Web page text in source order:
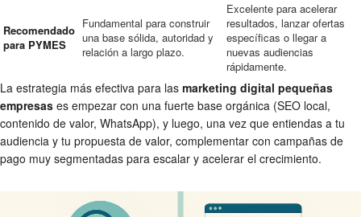
Recomendado
para PYMES
Fundamental para construir
una base sólida, autoridad y
relación a largo plazo.
Excelente para acelerar
resultados, lanzar ofertas
específicas o llegar a
nuevas audiencias
rápidamente.
La estrategia más efectiva para las marketing digital pequeñas
empresas es empezar con una fuerte base orgánica (SEO local,
contenido de valor, WhatsApp), y luego, una vez que entiendas a tu
audiencia y tu propuesta de valor, complementar con campañas de
pago muy segmentadas para escalar y acelerar el crecimiento.